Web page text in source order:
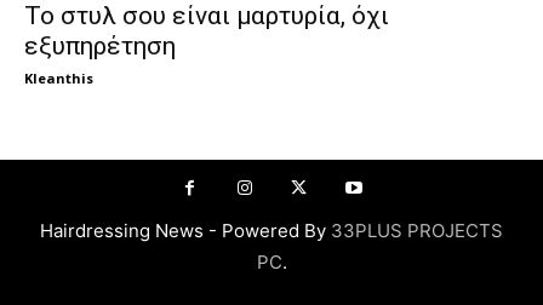
Το στυλ σου είναι μαρτυρία, όχι
εξυπηρέτηση
Kleanthis
Hairdressing News - Powered By 33PLUS PROJECTS
PC.